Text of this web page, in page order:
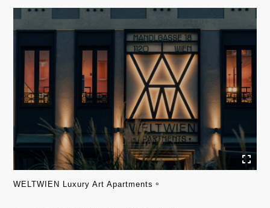
WELTWIEN Luxury Art Apartments。